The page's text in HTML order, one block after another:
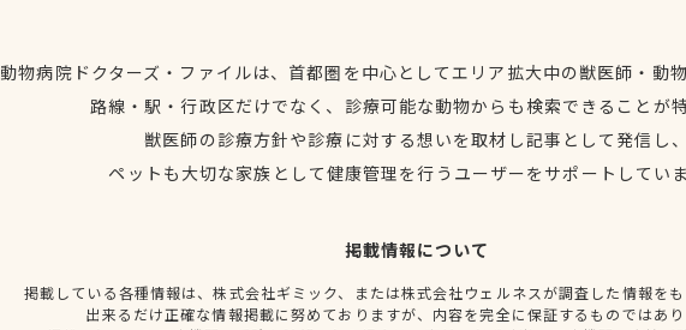
動物病院ドクターズ・ファイルは、首都圏を中心としてエリア拡大中の獣医師・動
路線・駅・行政区だけでなく、診療可能な動物からも検索できることが
獣医師の診療方針や診療に対する想いを取材し記事として発信し
ペットも大切な家族として健康管理を行うユーザーをサポートしてい
掲載情報について
掲載している各種情報は、株式会社ギミック、または株式会社ウェルネスが調査した情報を
出来るだけ正確な情報掲載に努めておりますが、内容を完全に保証するものではあ